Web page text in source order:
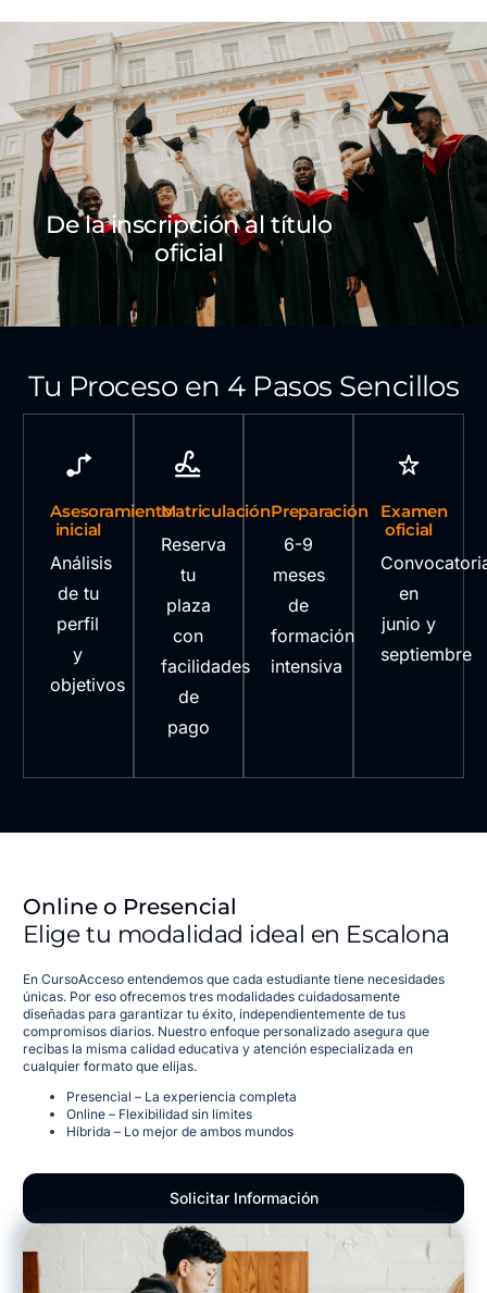
De la inscripción al título
oficial
Tu Proceso en 4 Pasos Sencillos
Asesoramiento
inicial
Análisis
de tu
perfil
y
objetivos
Matriculación
Reserva
tu
plaza
con
facilidades
de
pago
Preparación
6-9
meses
de
formación
intensiva
Examen
oficial
en
junio y
septiembre
Online o Presencial
Elige tu modalidad ideal en Escalona
En CursoAcceso entendemos que cada estudiante tiene necesidades
únicas. Por eso ofrecemos tres modalidades cuidadosamente
diseñadas para garantizar tu éxito, independientemente de tus
compromisos diarios. Nuestro enfoque personalizado asegura que
recibas la misma calidad educativa y atención especializada en
cualquier formato que elijas.
Presencial – La experiencia completa
Online – Flexibilidad sin límites
Híbrida – Lo mejor de ambos mundos
Solicitar Información